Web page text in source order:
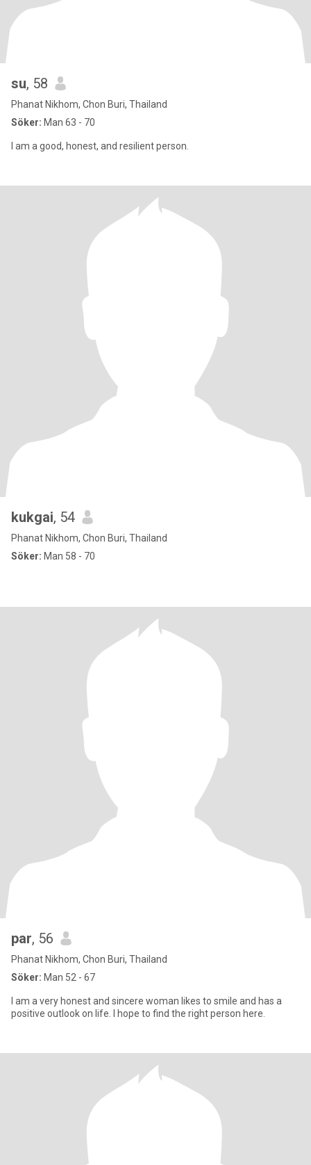
su, 58
Phanat Nikhom, Chon Buri, Thailand
Söker: Man 63 - 70
I am a good, honest, and resilient person.
kukgai, 54
Phanat Nikhom, Chon Buri, Thailand
Söker: Man 58 - 70
par, 56
Phanat Nikhom, Chon Buri, Thailand
Söker: Man 52 - 67
I am a very honest and sincere woman likes to smile and has a
positive outlook on life. I hope to find the right person here.